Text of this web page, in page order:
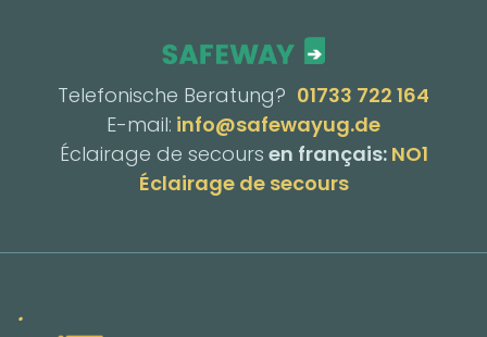
Telefonische Beratung? 01733 722 164
E-mail: info@safewayug.de
Éclairage de secours en français: NO1
Éclairage de secours